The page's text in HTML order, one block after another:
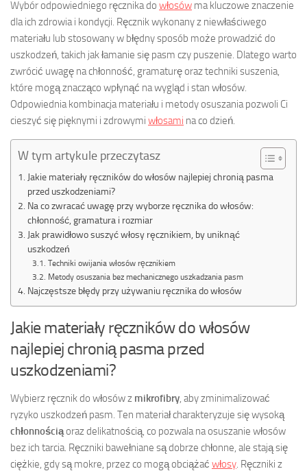
Wybór odpowiedniego ręcznika do włosów ma kluczowe znaczenie
dla ich zdrowia i kondycji. Ręcznik wykonany z niewłaściwego
materiału lub stosowany w błędny sposób może prowadzić do
uszkodzeń, takich jak łamanie się pasm czy puszenie. Dlatego warto
zwrócić uwagę na chłonność, gramaturę oraz techniki suszenia,
które mogą znacząco wpłynąć na wygląd i stan włosów.
Odpowiednia kombinacja materiału i metody osuszania pozwoli Ci
cieszyć się pięknymi i zdrowymi włosami na co dzień.
W tym artykule przeczytasz
Jakie materiały ręczników do włosów najlepiej chronią pasma
przed uszkodzeniami?
Na co zwracać uwagę przy wyborze ręcznika do włosów:
chłonność, gramatura i rozmiar
Jak prawidłowo suszyć włosy ręcznikiem, by uniknąć
uszkodzeń
Techniki owijania włosów ręcznikiem
Metody osuszania bez mechanicznego uszkadzania pasm
Najczęstsze błędy przy używaniu ręcznika do włosów
Jakie materiały ręczników do włosów
najlepiej chronią pasma przed
uszkodzeniami?
Wybierz ręcznik do włosów z mikrofibry , aby zminimalizować
ryzyko uszkodzeń pasm. Ten materiał charakteryzuje się wysoką
chłonnościąoraz delikatnością, co pozwala na osuszanie włosów
bez ich tarcia. Ręczniki bawełniane są dobrze chłonne, ale stają się
ciężkie, gdy są mokre, przez co mogą obciążać włosy . Ręczniki z